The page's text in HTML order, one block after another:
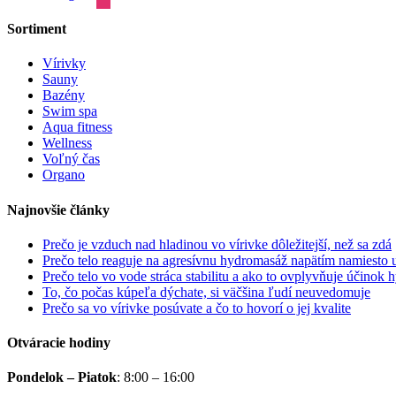
Sortiment
Vírivky
Sauny
Bazény
Swim spa
Aqua fitness
Wellness
Voľný čas
Organo
Najnovšie články
Prečo je vzduch nad hladinou vo vírivke dôležitejší, než sa zdá
Prečo telo reaguje na agresívnu hydromasáž napätím namiesto
Prečo telo vo vode stráca stabilitu a ako to ovplyvňuje účinok
To, čo počas kúpeľa dýchate, si väčšina ľudí neuvedomuje
Prečo sa vo vírivke posúvate a čo to hovorí o jej kvalite
Otváracie hodiny
Pondelok – Piatok: 8:00 – 16:00